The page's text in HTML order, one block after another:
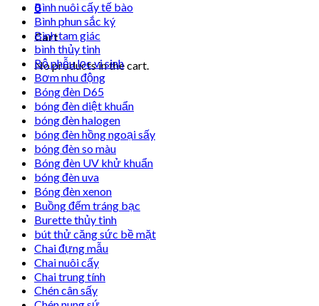
0
Cart
No products in the cart.
Bình nuôi cấy tế bào
Bình phun sắc ký
Bình tam giác
bình thủy tinh
Bộ phễu lọc vi sinh
Bơm nhu động
Bóng đèn D65
bóng đèn diệt khuẩn
bóng đèn halogen
bóng đèn hồng ngoại sấy
bóng đèn so màu
Bóng đèn UV khử khuẩn
bóng đèn uva
Bóng đèn xenon
Buồng đếm tráng bạc
Burette thủy tinh
bút thử căng sức bề mặt
Chai đựng mẫu
Chai nuôi cấy
Chai trung tính
Chén cân sấy